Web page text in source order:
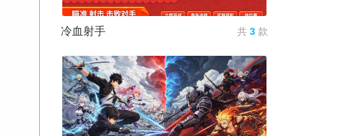
冷血射手 共 3 款